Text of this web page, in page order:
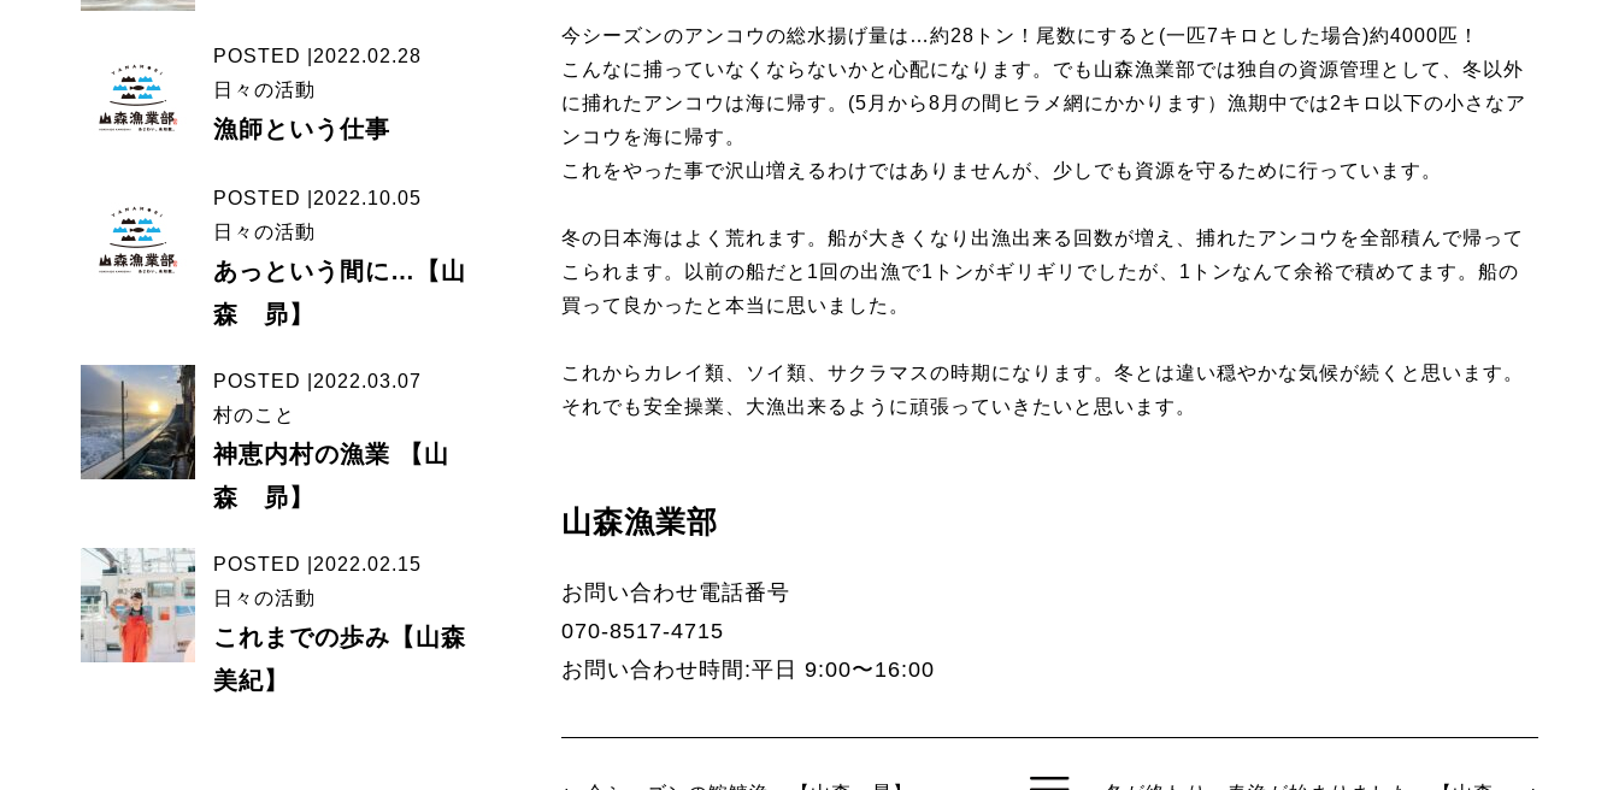
今シーズンのアンコウの総水揚げ量は…約28トン！尾数にすると(一匹7キロとした場合)約4000匹！
こんなに捕っていなくならないかと心配になります。でも山森漁業部では独自の資源管理として、冬以外
に捕れたアンコウは海に帰す。(5月から8月の間ヒラメ網にかかります）漁期中では2キロ以下の小さなア
ンコウを海に帰す。
これをやった事で沢山増えるわけではありませんが、少しでも資源を守るために行っています。
冬の日本海はよく荒れます。船が大きくなり出漁出来る回数が増え、捕れたアンコウを全部積んで帰って
こられます。以前の船だと1回の出漁で1トンがギリギリでしたが、1トンなんて余裕で積めてます。船の
買って良かったと本当に思いました。
これからカレイ類、ソイ類、サクラマスの時期になります。冬とは違い穏やかな気候が続くと思います。
それでも安全操業、大漁出来るように頑張っていきたいと思います。
山森漁業部
お問い合わせ電話番号
070-8517-4715
お問い合わせ時間:平日 9:00〜16:00
POSTED |2022.02.28
日々の活動
漁師という仕事
POSTED |2022.10.05
日々の活動
あっという間に…【山
森 昴】
POSTED |2022.03.07
村のこと
神恵内村の漁業 【山
森 昴】
POSTED |2022.02.15
日々の活動
これまでの歩み【山森
美紀】